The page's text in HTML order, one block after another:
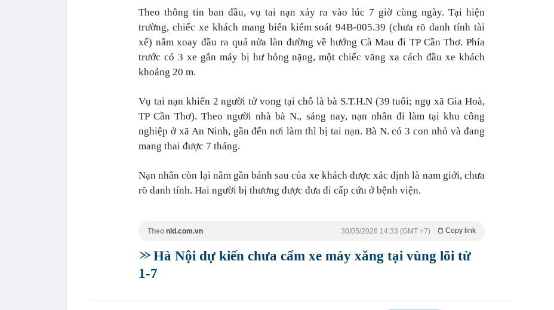
Theo thông tin ban đầu, vụ tai nạn xảy ra vào lúc 7 giờ cùng ngày. Tại hiện
trường, chiếc xe khách mang biển kiểm soát 94B-005.39 (chưa rõ danh tính tài
xế) nằm xoay đầu ra quá nửa làn đường về hướng Cà Mau đi TP Cần Thơ. Phía
trước có 3 xe gắn máy bị hư hỏng nặng, một chiếc văng xa cách đầu xe khách
khoảng 20 m.
Vụ tai nạn khiến 2 người tử vong tại chỗ là bà S.T.H.N (39 tuổi; ngụ xã Gia Hoà,
TP Cần Thơ). Theo người nhà bà N., sáng nay, nạn nhân đi làm tại khu công
nghiệp ở xã An Ninh, gần đến nơi làm thì bị tai nạn. Bà N. có 3 con nhỏ và đang
mang thai được 7 tháng.
Nạn nhân còn lại nằm gần bánh sau của xe khách được xác định là nam giới, chưa
rõ danh tính. Hai người bị thương được đưa đi cấp cứu ở bệnh viện.
Theo nld.com.vn Copy link
30/05/2026 14:33 (GMT +7)
Hà Nội dự kiến chưa cấm xe máy xăng tại vùng lõi từ
1-7